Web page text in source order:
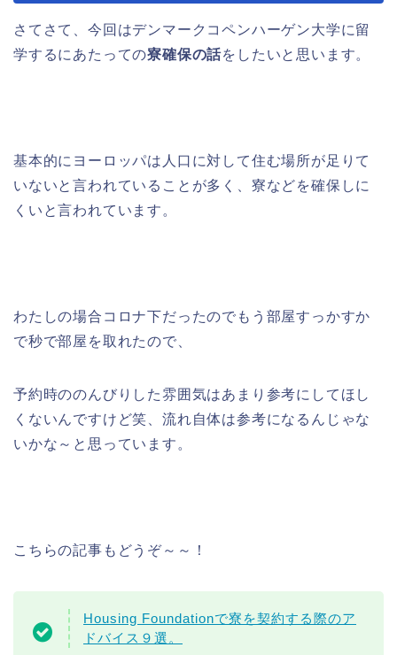
さてさて、今回はデンマークコペンハーゲン大学に留
学するにあたっての寮確保の話をしたいと思います。
基本的にヨーロッパは人口に対して住む場所が足りて
いないと言われていることが多く、寮などを確保しに
くいと言われています。
わたしの場合コロナ下だったのでもう部屋すっかすか
で秒で部屋を取れたので、
予約時ののんびりした雰囲気はあまり参考にしてほし
くないんですけど笑、流れ自体は参考になるんじゃな
いかな～と思っています。
こちらの記事もどうぞ～～！
Housing Foundationで寮を契約する際のア
ドバイス９選。